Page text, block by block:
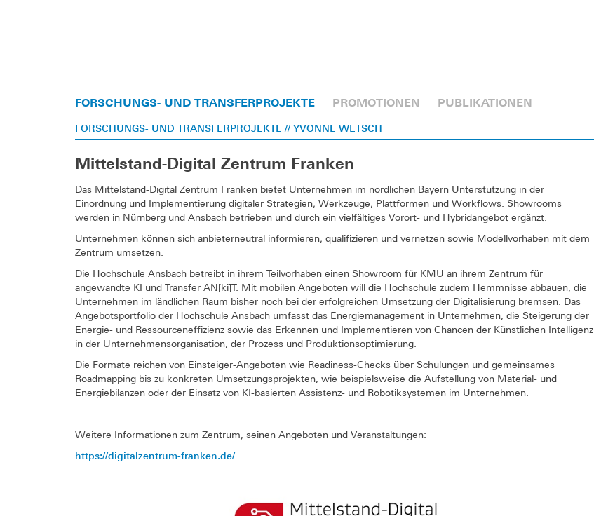
FORSCHUNGS- UND TRANSFERPROJEKTE PROMOTIONEN PUBLIKATIONEN
FORSCHUNGS- UND TRANSFERPROJEKTE // YVONNE WETSCH
Mittelstand-Digital Zentrum Franken
Das Mittelstand-Digital Zentrum Franken bietet Unternehmen im nördlichen Bayern Unterstützung in der
Einordnung und Implementierung digitaler Strategien, Werkzeuge, Plattformen und Workflows. Showrooms
werden in Nürnberg und Ansbach betrieben und durch ein vielfältiges Vorort- und Hybridangebot ergänzt.
Unternehmen können sich anbieterneutral informieren, qualifizieren und vernetzen sowie Modellvorhaben mit dem
Zentrum umsetzen.
Die Hochschule Ansbach betreibt in ihrem Teilvorhaben einen Showroom für KMU an ihrem Zentrum für
angewandte KI und Transfer AN[ki]T. Mit mobilen Angeboten will die Hochschule zudem Hemmnisse abbauen, die
Unternehmen im ländlichen Raum bisher noch bei der erfolgreichen Umsetzung der Digitalisierung bremsen. Das
Angebotsportfolio der Hochschule Ansbach umfasst das Energiemanagement in Unternehmen, die Steigerung der
Energie- und Ressourceneffizienz sowie das Erkennen und Implementieren von Chancen der Künstlichen Intelligenz
in der Unternehmensorganisation, der Prozess und Produktionsoptimierung.
Die Formate reichen von Einsteiger-Angeboten wie Readiness-Checks über Schulungen und gemeinsames
Roadmapping bis zu konkreten Umsetzungsprojekten, wie beispielsweise die Aufstellung von Material- und
Energiebilanzen oder der Einsatz von KI-basierten Assistenz- und Robotiksystemen im Unternehmen.
Weitere Informationen zum Zentrum, seinen Angeboten und Veranstaltungen:
https://digitalzentrum-franken.de/